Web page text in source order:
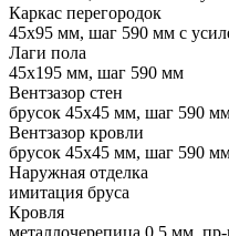
Каркас перегородок
45х95 мм, шаг 590 мм с
Лаги пола
45х195 мм, шаг 590 мм
Вентзазор стен
брусок 45х45 мм, шаг 590
Вентзазор кровли
брусок 45х45 мм, шаг 590
Наружная отделка
имитация бруса
Кровля